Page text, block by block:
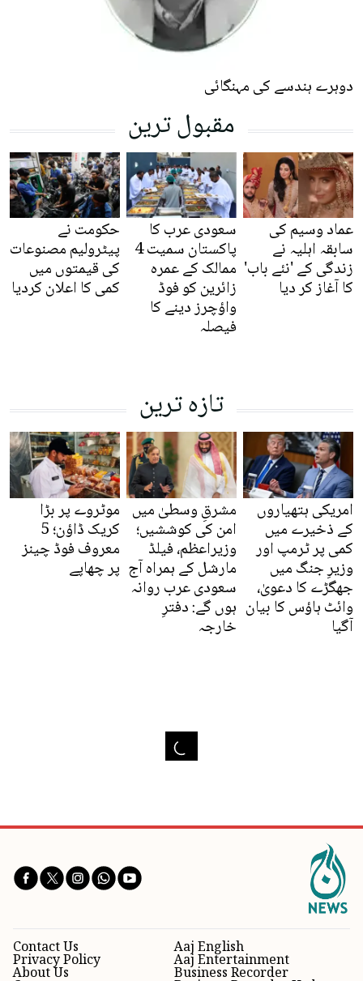
دوہرے ہندسے کی مہنگائی
مقبول ترین
عماد وسیم کی
سابقہ اہلیہ نے
زندگی کے 'نئے باب'
کا آغاز کر دیا
سعودی عرب کا
پاکستان سمیت 4
ممالک کے عمرہ
زائرین کو فوڈ
واؤچرز دینے کا
فیصلہ
حکومت نے
پیٹرولیم مصنوعات
کی قیمتوں میں
کمی کا اعلان کردیا
تازہ ترین
امریکی ہتھیاروں
کے ذخیرے میں
کمی پر ٹرمپ اور
وزیرِ جنگ میں
جھگڑے کا دعویٰ،
وائٹ ہاؤس کا بیان
آگیا
مشرقِ وسطیٰ میں
امن کی کوششیں؛
وزیراعظم، فیلڈ
مارشل کے ہمراہ آج
سعودی عرب روانہ
ہوں گے: دفترِ
خارجہ
موٹروے پر بڑا
کریک ڈاؤن؛ 5
معروف فوڈ چینز
پر چھاپے
Aaj English
Aaj Entertainment
Business Recorder
Contact Us
Privacy Policy
About Us